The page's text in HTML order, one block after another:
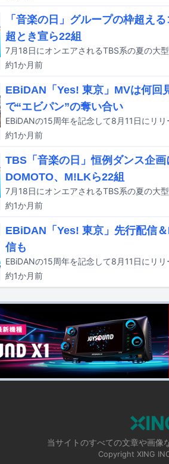
「音楽の日」グループの枠超え
超とき宣ら22組
約1か月前
EBiDAN「Yes! 東京」MVは何回
で“エビパン”の奪い合い
約1か月前
TBS「音楽の日」恒例ダンス企
DOMOTO、M!LKら22組
約1か月前
EBiDAN「Yes! 東京」先行配信
信も
約1か月前
当サイトのすべての文章や画像
Copyright XING